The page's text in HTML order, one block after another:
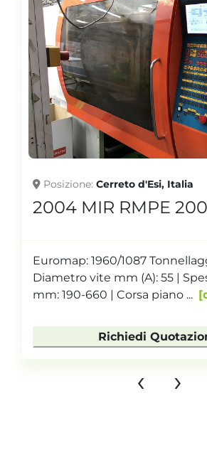
Posizione Cerreto d'Esi, Italia
2004 MIR RMPE
Euromap: 1960/1087
Diametro vite mm (A): 55 |
mm: 190-660 | Corsa piano ...
Richiedi
‹ ›